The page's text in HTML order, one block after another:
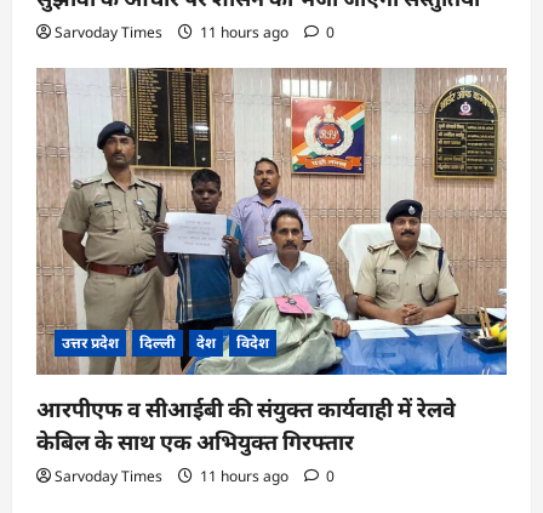
Sarvoday Times 11 hours ago 0
उत्तर प्रदेश दिल्ली देश विदेश
आरपीएफ व सीआईबी की संयुक्त कार्यवाही में रेलवे
केबिल के साथ एक अभियुक्त गिरफ्तार
Sarvoday Times 11 hours ago 0